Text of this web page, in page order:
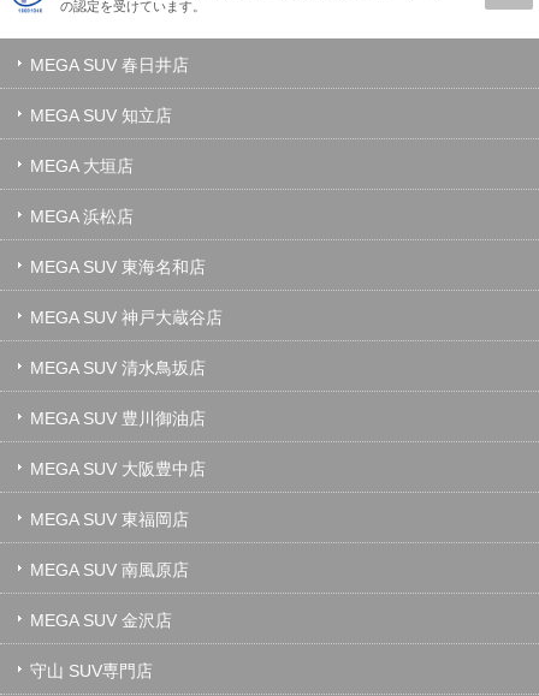
の認定を受けています。
MEGA SUV 春日井店
MEGA SUV 知立店
MEGA 大垣店
MEGA 浜松店
MEGA SUV 東海名和店
MEGA SUV 神戸大蔵谷店
MEGA SUV 清水鳥坂店
MEGA SUV 豊川御油店
MEGA SUV 大阪豊中店
MEGA SUV 東福岡店
MEGA SUV 南風原店
MEGA SUV 金沢店
守山 SUV専門店